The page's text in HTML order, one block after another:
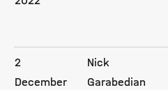
2
December
Nick
Garabedian